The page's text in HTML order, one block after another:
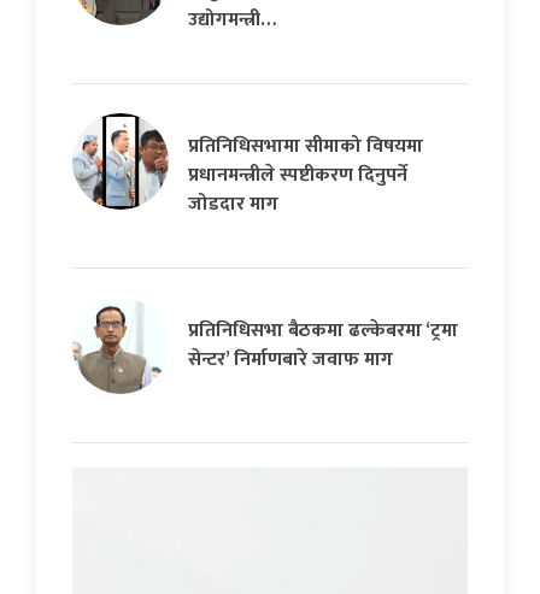
उद्योगमन्त्री…
प्रतिनिधिसभामा सीमाको विषयमा
प्रधानमन्त्रीले स्पष्टीकरण दिनुपर्ने
जोडदार माग
प्रतिनिधिसभा बैठकमा ढल्केबरमा ‘ट्रमा
सेन्टर’ निर्माणबारे जवाफ माग